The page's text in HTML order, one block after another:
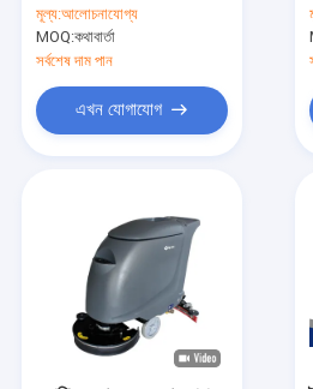
মূল্য:আলোচনাযোগ্য
MOQ:কথাবার্তা
সর্বশেষ দাম পান
এখন যোগাযোগ